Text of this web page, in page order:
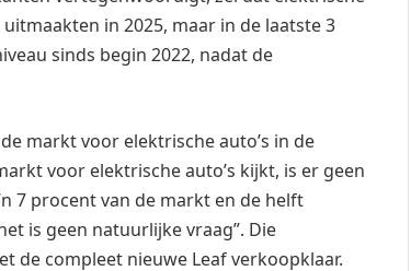
in 2025, maar in de laatste 3
sinds begin 2022, nadat de
markt voor elektrische auto’s in de
voor elektrische auto’s kijkt, is er geen
7 procent van de markt en de helft
is geen natuurlijke vraag”. Die
de compleet nieuwe Leaf verkoopklaar.